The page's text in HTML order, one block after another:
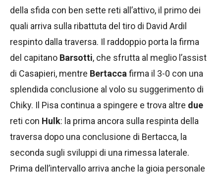
della sfida con ben sette reti all’attivo, il primo dei
quali arriva sulla ribattuta del tiro di David Ardil
respinto dalla traversa. Il raddoppio porta la firma
del capitano Barsotti, che sfrutta al meglio l’assist
di Casapieri, mentre Bertacca firma il 3-0 con una
splendida conclusione al volo su suggerimento di
Chiky. Il Pisa continua a spingere e trova altre due
reti con Hulk: la prima ancora sulla respinta della
traversa dopo una conclusione di Bertacca, la
seconda sugli sviluppi di una rimessa laterale.
Prima dell’intervallo arriva anche la gioia personale